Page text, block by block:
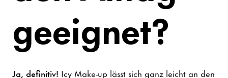
geeignet?
Ja, definitiv! Icy Make-up lässt sich ganz leicht an den